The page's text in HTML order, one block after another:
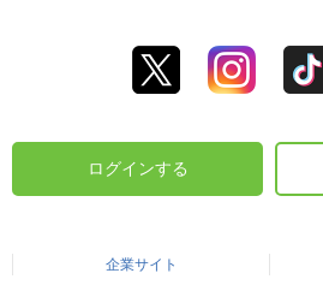
ログインする
企業サイト